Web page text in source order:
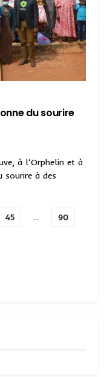
du sourire
à l’Orphelin et à
sourire à des
45 … 90